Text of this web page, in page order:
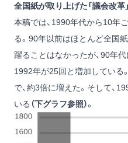
全国紙が取り上げた「議会改革
本稿では、1990年代から10年
る。90年以前はほとんど全国
躍ることはなかったが、90年
1992年が25回と増加している
で、約3倍に増えた。そして、
いる （下グラフ参照）。